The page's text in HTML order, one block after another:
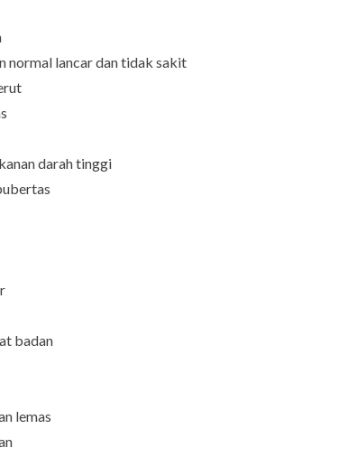
normal lancar dan tidak sakit
darah tinggi
badan
lemas